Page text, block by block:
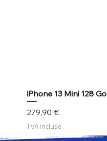
iPhone 13 Mini 128 Go
Prix
279,90 €
TVA Incluse